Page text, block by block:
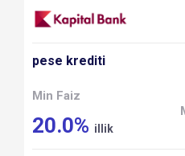
pese krediti
Min Faiz
20.0% illik